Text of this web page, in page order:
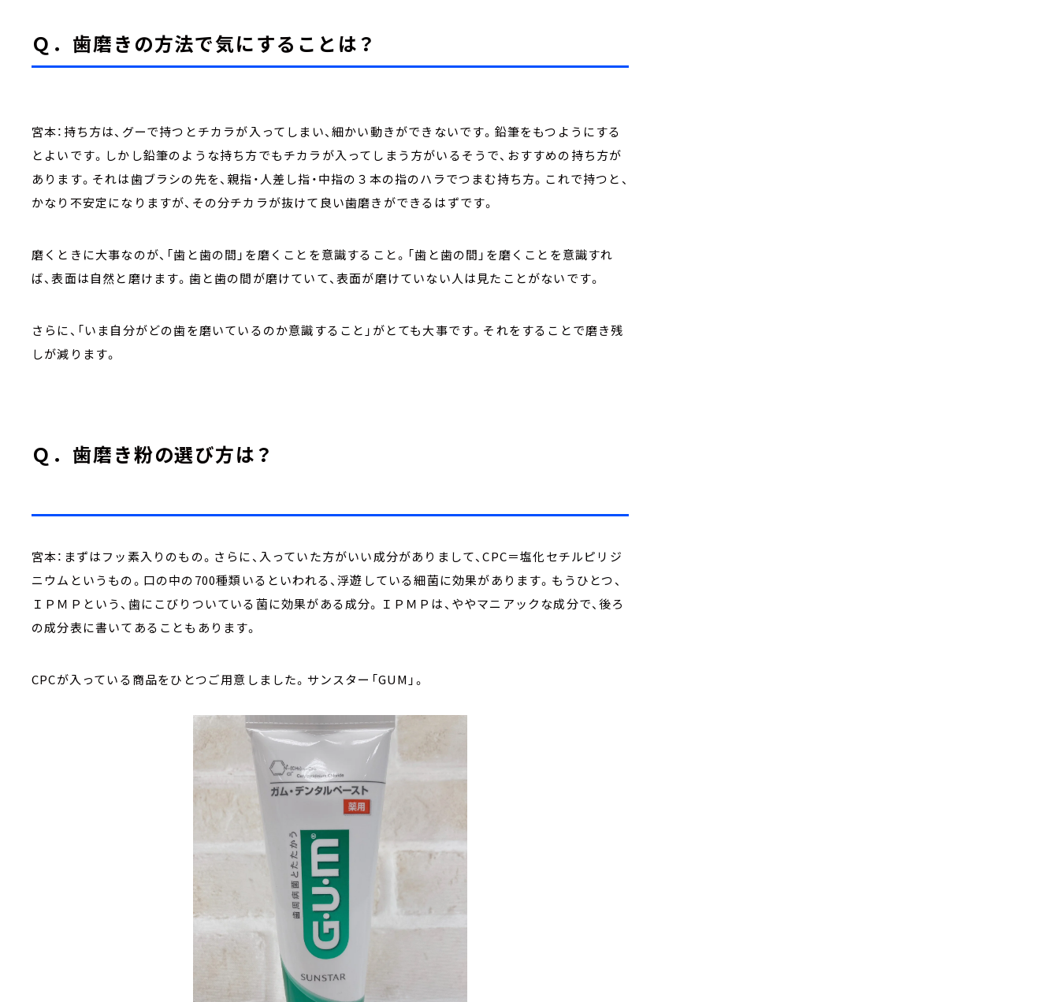
Ｑ．歯磨きの方法で気にすることは？
宮本：持ち方は、グーで持つとチカラが入ってしまい、細かい動きができないです。鉛筆をもつようにする
とよいです。しかし鉛筆のような持ち方でもチカラが入ってしまう方がいるそうで、おすすめの持ち方が
あります。それは歯ブラシの先を、親指・人差し指・中指の３本の指のハラでつまむ持ち方。これで持つと、
かなり不安定になりますが、その分チカラが抜けて良い歯磨きができるはずです。
磨くときに大事なのが、「歯と歯の間」を磨くことを意識すること。「歯と歯の間」を磨くことを意識すれ
ば、表面は自然と磨けます。歯と歯の間が磨けていて、表面が磨けていない人は見たことがないです。
さらに、「いま自分がどの歯を磨いているのか意識すること」がとても大事です。それをすることで磨き残
しが減ります。
Ｑ．歯磨き粉の選び方は？
宮本：まずはフッ素入りのもの。さらに、入っていた方がいい成分がありまして、CPC＝塩化セチルピリジ
ニウムというもの。口の中の700種類いるといわれる、浮遊している細菌に効果があります。もうひとつ、
ＩＰＭＰという、歯にこびりついている菌に効果がある成分。ＩＰＭＰは、ややマニアックな成分で、後ろ
の成分表に書いてあることもあります。
CPCが入っている商品をひとつご用意しました。サンスター「GUM」。